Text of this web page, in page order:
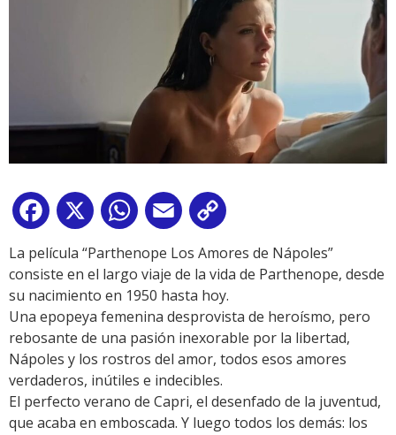
Facebook
X WhatsApp
Email
Link
La película “Parthenope Los Amores de Nápoles”
consiste en el largo viaje de la vida de Parthenope, desde
su nacimiento en 1950 hasta hoy.
Una epopeya femenina desprovista de heroísmo, pero
rebosante de una pasión inexorable por la libertad,
Nápoles y los rostros del amor, todos esos amores
verdaderos, inútiles e indecibles.
El perfecto verano de Capri, el desenfado de la juventud,
que acaba en emboscada. Y luego todos los demás: los